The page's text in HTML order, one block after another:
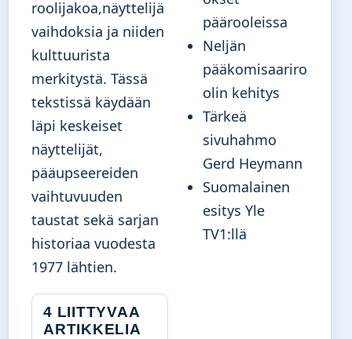
roolijakoa,näyttelijä
vaihdoksia ja niiden
kulttuurista
merkitystä. Tässä
tekstissä käydään
läpi keskeiset
näyttelijät,
pääupseereiden
vaihtuvuuden
taustat sekä sarjan
historiaa vuodesta
1977 lähtien.
4 LIITTYVAA
ARTIKKELIA
päärooleissa
Neljän
pääkomisaariro
olin kehitys
Tärkeä
sivuhahmo
Gerd Heymann
Suomalainen
esitys Yle
TV1:llä